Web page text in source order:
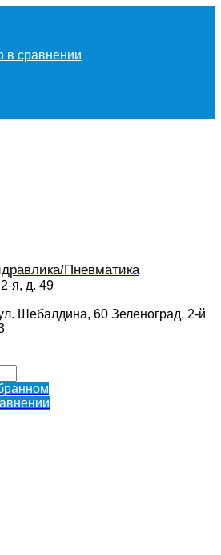
в сравнении
Пневматика
я, д. 49
Шебалдина, 60 Зеленоград, 2-й